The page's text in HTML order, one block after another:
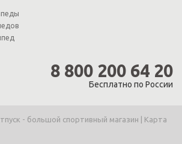
8 800 200 64 20
Бесплатно по России
- большой спортивный магазин | Карта